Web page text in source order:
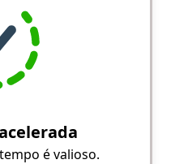
é valioso.